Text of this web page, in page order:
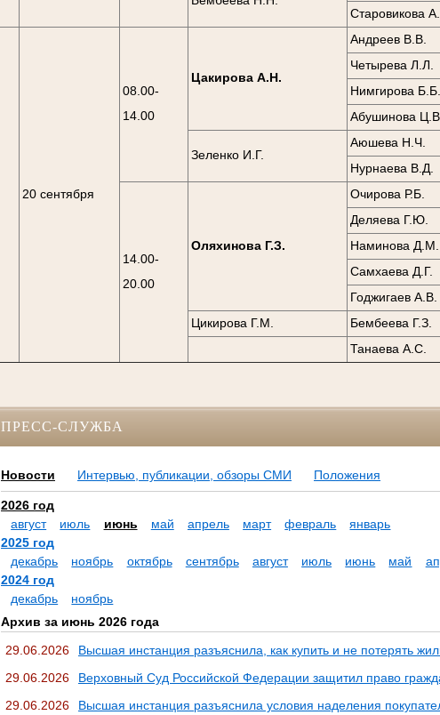
Старовикова
20 сентября
08.00-
14.00
Цакирова А.Н.
Андреев В.В.
Четырева Л.Л.
Нимгирова Б.Б.
Абушинова
Зеленко И.Г.
Аюшева Н.Ч.
Нурнаева В.Д.
14.00-
20.00
Оляхинова Г.З.
Очирова Р.Б.
Деляева Г.Ю.
Наминова Д.М.
Самхаева Д.Г.
Годжигаев А.В.
Цикирова Г.М.
Бембеева Г.З.
Танаева А.С.
ПРЕСС-СЛУЖБА
Новости Интервью, публикации, обзоры СМИ Положения
2026 год
август
июль июнь май апрель март февраль
январь
2025 год
декабрь
ноябрь октябрь сентябрь август июль июнь май
2024 год
декабрь
ноябрь
Архив за июнь 2026 года
29.06.2026
Высшая инстанция разъяснила, как купить и не потерять
29.06.2026
Верховный Суд Российской Федерации защитил право
29.06.2026
Высшая инстанция разъяснила условия наделения